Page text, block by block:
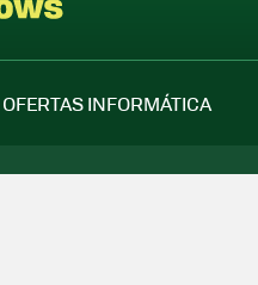
OFERTAS INFORMÁTICA